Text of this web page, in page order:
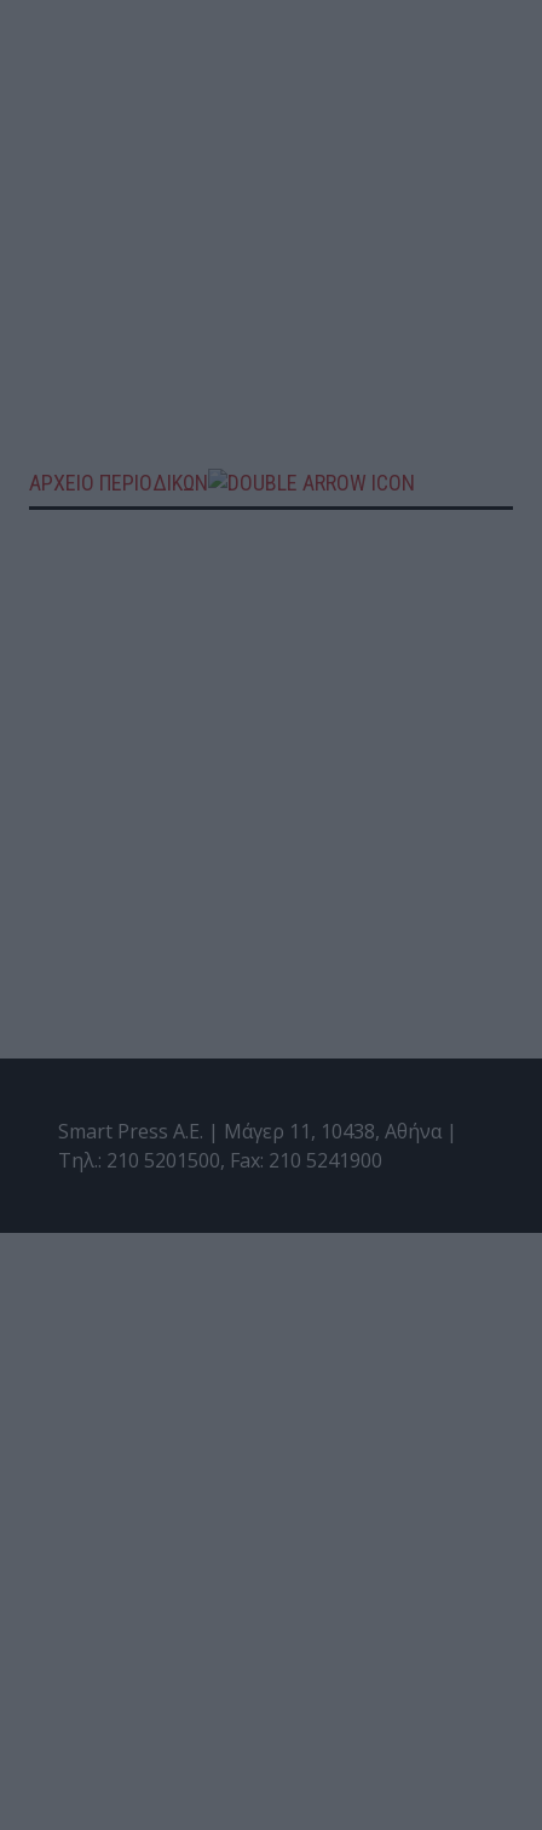
ΑΡΧΕΙΟ ΠΕΡΙΟΔΙΚΩΝ
Smart Press A.E. | Μάγερ 11, 10438, Αθήνα |
Τηλ.: 210 5201500, Fax: 210 5241900